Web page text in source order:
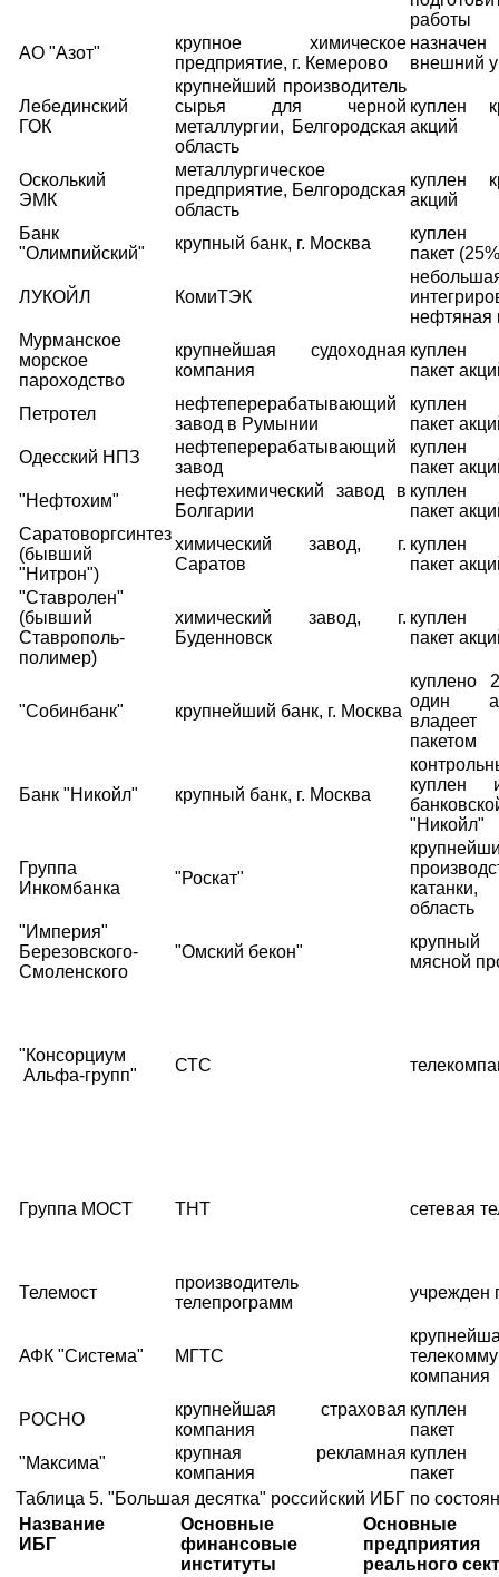
работы
АО "Азот"
крупное химическое
предприятие, г. Кемерово
внешний
Лебединский
ГОК
крупнейший производитель
сырья для черной
металлургии, Белгородская
область
куплен
акций
Осколький
ЭМК
металлургическое
предприятие, Белгородская
область
куплен
акций
Банк
"Олимпийский"
крупный банк, г. Москва
куплен
пакет
ЛУКОЙЛ КомиТЭК
нефтяная
Мурманское
морское
пароходство
крупнейшая судоходная
компания
куплен
пакет
Петротел
нефтеперерабатывающий
завод в Румынии
куплен
пакет
Одесский НПЗ
нефтеперерабатывающий
завод
куплен
пакет
"Нефтохим"
нефтехимический завод в
Болгарии
куплен
пакет
Саратоворгсинтез
(бывший
"Нитрон")
химический завод, г.
Саратов
куплен
пакет
"Ставролен"
(бывший
Ставрополь-
полимер)
химический завод, г.
Буденновск
куплен
пакет
"Собинбанк" крупнейший банк, г. Москва
куплено
один
пакетом
Банк "Никойл" крупный банк, г. Москва
куплен
"Никойл"
Группа
Инкомбанка
"Роскат"
область
"Империя"
Березовского-
Смоленского
"Омский бекон"
крупный
мясной
"Консорциум
Альфа-групп"
СТС
Группа МОСТ ТНТ сетевая
Телемост
производитель
телепрограмм
учрежден
АФК "Система" МГТС
компания
РОСНО
крупнейшая страховая
компания
куплен
пакет
"Максима"
крупная рекламная
компания
куплен
пакет
Таблица 5. "Большая десятка" российский ИБГ по
Название
ИБГ
Основные
финансовые
институты
Основные
предприятия
реального